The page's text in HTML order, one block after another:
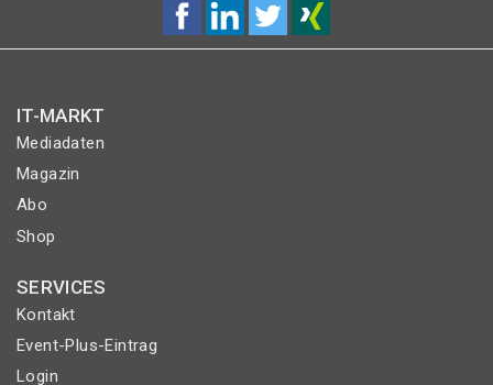
IT-MARKT
Mediadaten
Magazin
Abo
Shop
SERVICES
Kontakt
Event-Plus-Eintrag
Login